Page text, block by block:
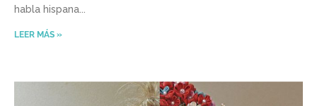
habla hispana
LEER MÁS »